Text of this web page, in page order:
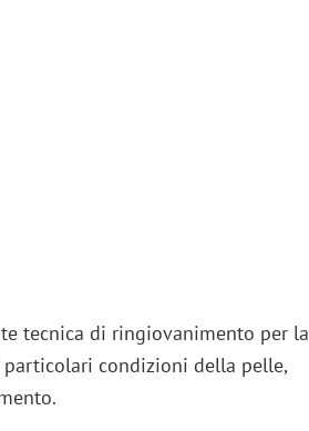
tecnica di ringiovanimento per la
condizioni della pelle,